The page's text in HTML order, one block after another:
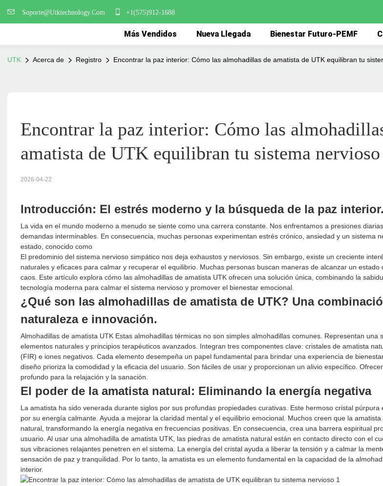
Soporte@Utktechnology.Com +1(575)912-1688
Más Vendidos Nueva Llegada Bienestar Futuro-PEMF
UTK Acerca de Registro Encontrar la paz interior: Cómo las almohadillas de amatista de UTK equilibran tu
Encontrar la paz interior: Cómo las
amatista de UTK equilibran tu sistema nervioso
2026-04-22
Introducción: El estrés moderno y la búsqueda de la paz interior.
La vida en el mundo moderno a menudo se siente como una carrera constante. Nos enfrentamos a presiones
demandas interminables. En consecuencia, muchas personas experimentan estrés crónico, ansiedad y un sistema
estado, conocido como
El predominio del sistema nervioso simpático nos deja exhaustos y nerviosos. Sin embargo, existe un creciente
naturales y eficaces para calmar y recuperar el equilibrio. Muchas personas buscan maneras de alcanzar un estado
caos. Este artículo explora cómo las almohadillas de amatista UTK ofrecen una solución única, combinando la
tecnología moderna para calmar el sistema nervioso y promover el bienestar emocional.
¿Qué son las almohadillas de amatista de UTK? Una
naturaleza e innovación.
Almohadillas de amatista UTKEstas almohadillas térmicas no son simples almohadillas comunes. Representan una
elementos naturales y principios terapéuticos avanzados. Integran tres componentes clave: cristales de amatista
(FIR) e iones negativos. Cada elemento desempeña un papel fundamental para brindar una experiencia de
diseño prioriza la comodidad y la eficacia del usuario. Son fáciles de usar y proporcionan un alivio específico.
profundo para la relajación y la sanación.
El poder de la amatista natural: Eliminando la energía negativa
La amatista ha sido venerada durante siglos por sus profundas propiedades curativas. Este hermoso cristal púrpura
por su energía calmante. Ayuda a mejorar la claridad mental y el equilibrio emocional. Muchos creen que la
natural, transformando la energía negativa en frecuencias positivas. En consecuencia, crea una barrera espiritual
usuario. Al usar una almohadilla de amatista UTK, las piedras de amatista natural están en contacto directo con el
sus vibraciones relajantes penetren en el sistema. La energía del cristal ayuda a liberar la tensión y a calmar la
sensación de paz y tranquilidad. Por lo tanto, la amatista es un elemento fundamental en la capacidad de la
interior.